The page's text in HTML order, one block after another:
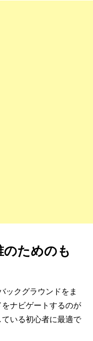
のためのも
ックグラウンドをま
ナビゲートするのが
いる初心者に最適で